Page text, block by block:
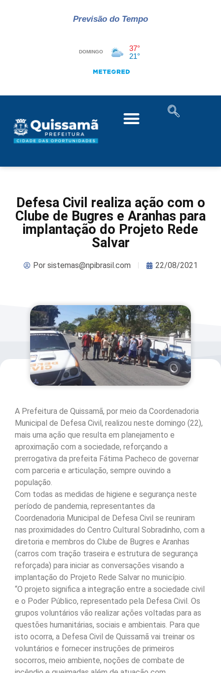
Previsão do Tempo
Defesa Civil realiza ação com o
Clube de Bugres e Aranhas para
implantação do Projeto Rede
Salvar
Porsistemas@npibrasil.com 22/08/2021
A Prefeitura de Quissamã, por meio da Coordenadoria
Municipal de Defesa Civil, realizou neste domingo (22),
mais uma ação que resulta em planejamento e
aproximação com a sociedade, reforçando a
prerrogativa da prefeita Fátima Pacheco de governar
com parceria e articulação, sempre ouvindo a
população.
Com todas as medidas de higiene e segurança neste
período de pandemia, representantes da
Coordenadoria Municipal de Defesa Civil se reuniram
nas proximidades do Centro Cultural Sobradinho, com a
diretoria e membros do Clube de Bugres e Aranhas
(carros com tração traseira e estrutura de segurança
reforçada) para iniciar as conversações visando a
implantação do Projeto Rede Salvar no município.
“O projeto significa a integração entre a sociedade civil
e o Poder Público, representado pela Defesa Civil. Os
grupos voluntários vão realizar ações voltadas para as
questões humanitárias, sociais e ambientais. Para que
isto ocorra, a Defesa Civil de Quissamã vai treinar os
voluntários e fornecer instruções de primeiros
socorros, meio ambiente, noções de combate de